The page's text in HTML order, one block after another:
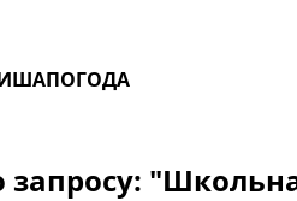
ПОГОДА
запросу: